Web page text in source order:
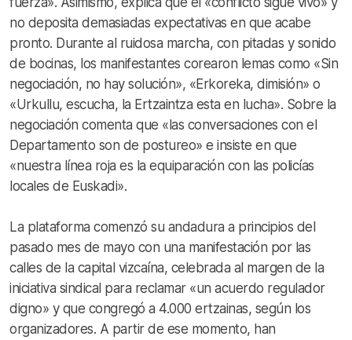
no deposita demasiadas expectativas en que acabe
pronto. Durante al ruidosa marcha, con pitadas y sonido
de bocinas, los manifestantes corearon lemas como «Sin
negociación, no hay solución», «Erkoreka, dimisión» o
«Urkullu, escucha, la Ertzaintza esta en lucha». Sobre la
negociación comenta que «las conversaciones con el
Departamento son de postureo» e insiste en que
«nuestra línea roja es la equiparación con las policías
locales de Euskadi».
La plataforma comenzó su andadura a principios del
pasado mes de mayo con una manifestación por las
calles de la capital vizcaína, celebrada al margen de la
iniciativa sindical para reclamar «un acuerdo regulador
digno» y que congregó a 4.000 ertzainas, según los
organizadores. A partir de ese momento, han